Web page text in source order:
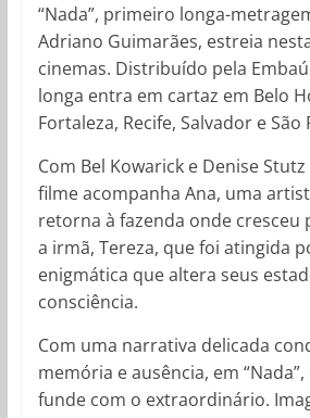
“Nada”, primeiro longa-
Adriano Guimarães, estreia
cinemas. Distribuído pela
longa entra em cartaz em Belo
Fortaleza, Recife, Salvador e São
Com Bel Kowarick e Denise
filme acompanha Ana, uma
retorna à fazenda onde
a irmã, Tereza, que foi atingida
enigmática que altera seus
consciência.
Com uma narrativa delicada
memória e ausência, em
funde com o extraordinário.